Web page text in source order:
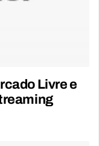
Livre e